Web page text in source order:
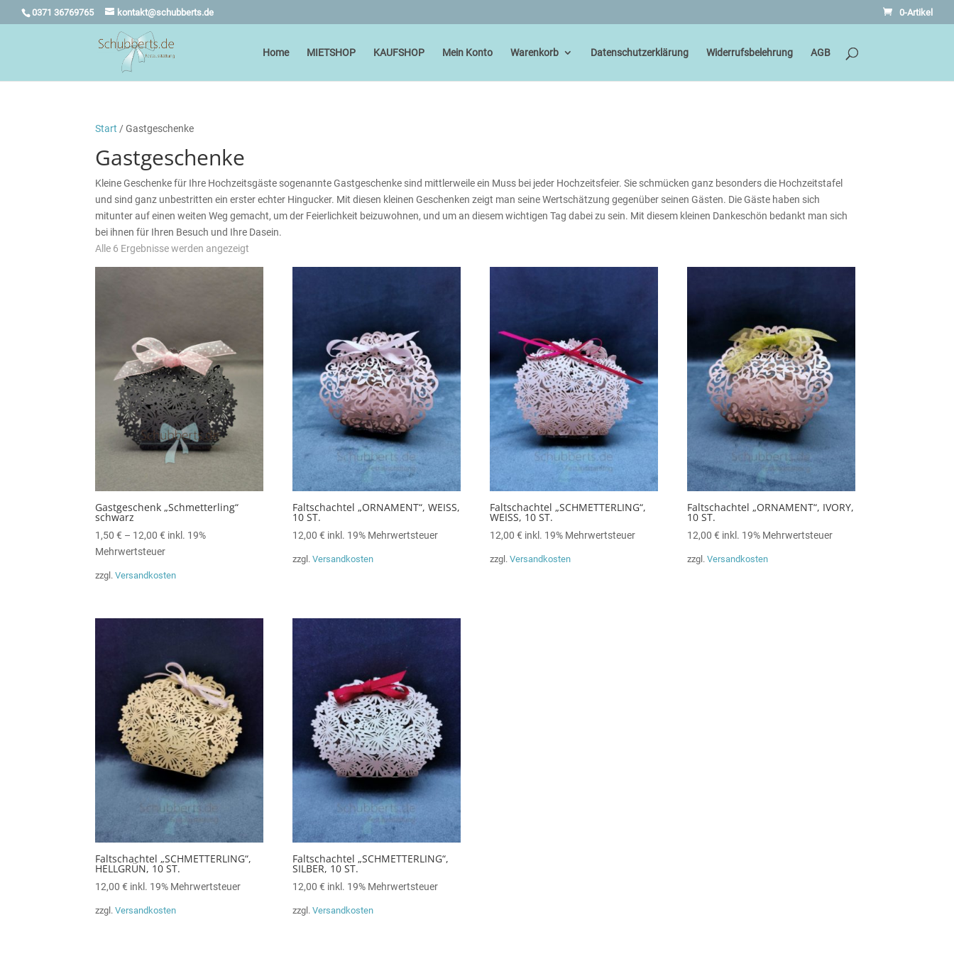
0371 36769765 kontakt@schubberts.de 0-Artikel
Home MIETSHOP KAUFSHOP Mein Konto Warenkorb Datenschutzerklärung Widerrufsbelehrung AGB
Start / Gastgeschenke
Gastgeschenke
Kleine Geschenke für Ihre Hochzeitsgäste sogenannte Gastgeschenke sind mittlerweile ein Muss bei jeder Hochzeitsfeier. Sie schmücken ganz besonders die Hochzeitstafel
und sind ganz unbestritten ein erster echter Hingucker. Mit diesen kleinen Geschenken zeigt man seine Wertschätzung gegenüber seinen Gästen. Die Gäste haben sich
mitunter auf einen weiten Weg gemacht, um der Feierlichkeit beizuwohnen, und um an diesem wichtigen Tag dabei zu sein. Mit diesem kleinen Dankeschön bedankt man sich
bei ihnen für Ihren Besuch und Ihre Dasein.
Alle 6 Ergebnisse werden angezeigt
Gastgeschenk „Schmetterling“
schwarz
1,50€ – 12,00€ inkl. 19%
Mehrwertsteuer
zzgl.Versandkosten
Faltschachtel „ORNAMENT“, WEISS,
10 ST.
12,00€ inkl. 19% Mehrwertsteuer
zzgl.Versandkosten
Faltschachtel „SCHMETTERLING“,
WEISS, 10 ST.
12,00€ inkl. 19% Mehrwertsteuer
zzgl.Versandkosten
Faltschachtel „ORNAMENT“, IVORY,
10 ST.
12,00€ inkl. 19% Mehrwertsteuer
zzgl.Versandkosten
Faltschachtel „SCHMETTERLING“,
HELLGRÜN, 10 ST.
12,00€ inkl. 19% Mehrwertsteuer
zzgl.Versandkosten
Faltschachtel „SCHMETTERLING“,
SILBER, 10 ST.
12,00€ inkl. 19% Mehrwertsteuer
zzgl.Versandkosten